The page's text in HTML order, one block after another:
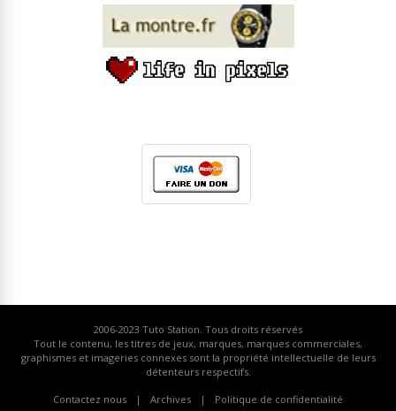
2006-2023 Tuto Station. Tous droits réservés
Tout le contenu, les titres de jeux, marques, marques commerciales,
graphismes et imageries connexes sont la propriété intellectuelle de leurs
détenteurs respectifs.
Contactez nous Archives Politique de confidentialité